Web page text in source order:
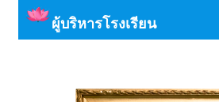
ผู้บริหารโรงเรียน